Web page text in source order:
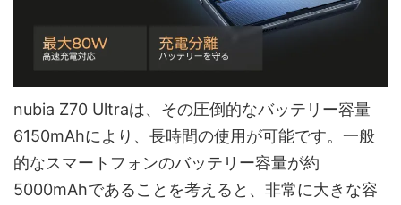
nubia Z70 Ultraは、その圧倒的なバッテリー容量
6150mAhにより、長時間の使用が可能です。一般
的なスマートフォンのバッテリー容量が約
5000mAhであることを考えると、非常に大きな容